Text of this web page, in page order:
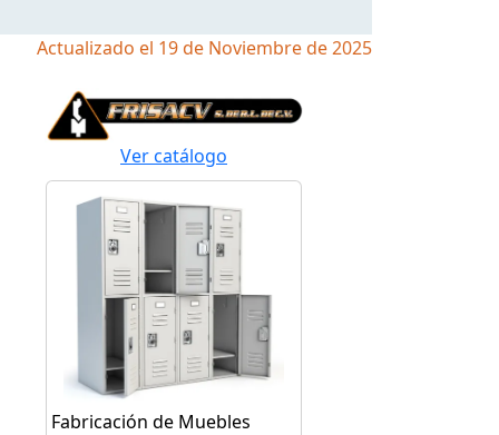
Actualizado el 19 de Noviembre de 2025
Ver catálogo
Fabricación de Muebles